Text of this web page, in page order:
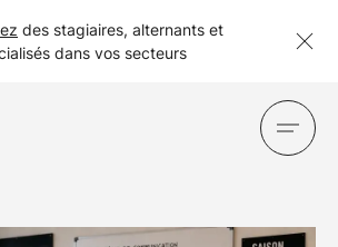
des stagiaires, alternants et
dans vos secteurs